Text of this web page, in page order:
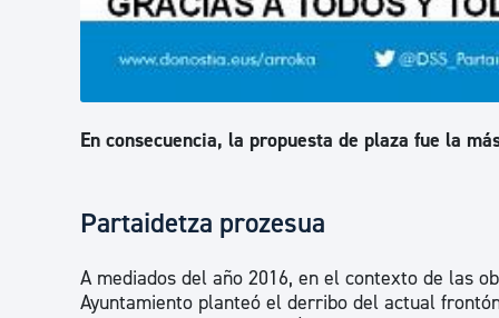
En consecuencia, la propuesta de plaza fue la
Partaidetza prozesua
A mediados del año 2016, en el contexto de las
Ayuntamiento planteó el derribo del actual